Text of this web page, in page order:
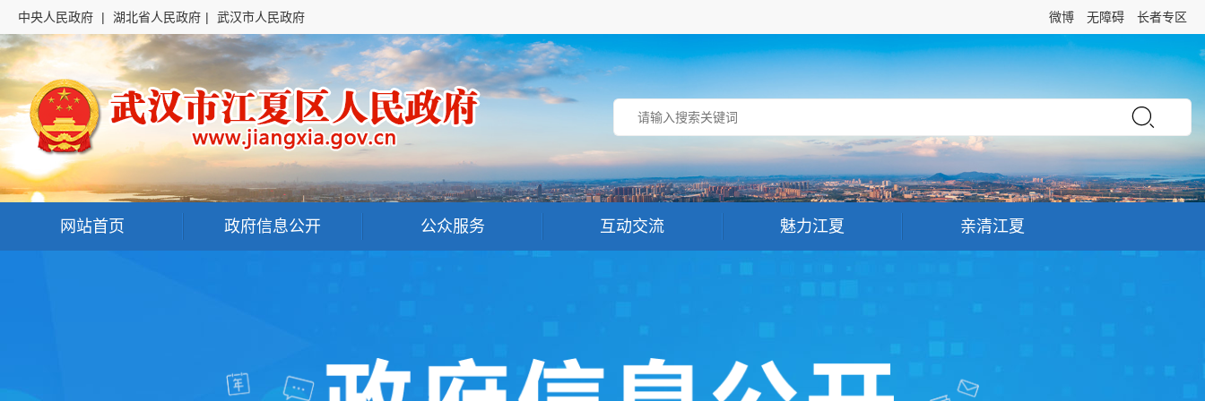
中央人民政府 | 湖北省人民政府 | 武汉市人民政府 微博 无障碍 长者专区
网站首页 政府信息公开 公众服务 互动交流 魅力江夏 亲清江夏